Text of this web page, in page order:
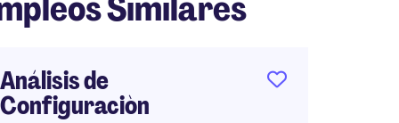
Análisis de
Configuraciòn